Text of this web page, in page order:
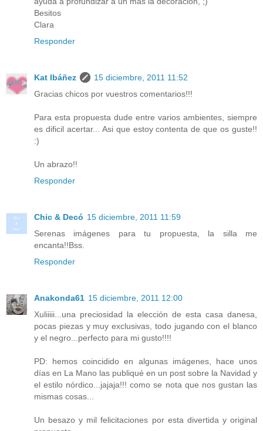
Besitos
Clara
Responder
Kat Ibáñez
15 diciembre, 2011 11:52
Gracias chicos por vuestros comentarios!!!
Para esta propuesta dude entre varios ambientes, siempre
es dificil acertar... Asi que estoy contenta de que os guste!!
:)
Un abrazo!!
Responder
Chic & Decó 15 diciembre, 2011 11:59
Serenas imágenes para tu propuesta, la silla me
encanta!!Bss.
Responder
Anakonda61 15 diciembre, 2011 12:00
Xuliiiii...una preciosidad la elección de esta casa danesa,
pocas piezas y muy exclusivas, todo jugando con el blanco
y el negro...perfecto para mi gusto!!!!
PD: hemos coincidido en algunas imágenes, hace unos
días en La Mano las publiqué en un post sobre la Navidad y
el estilo nórdico...jajaja!!! como se nota que nos gustan las
mismas cosas...
Un besazo y mil felicitaciones por esta divertida y original